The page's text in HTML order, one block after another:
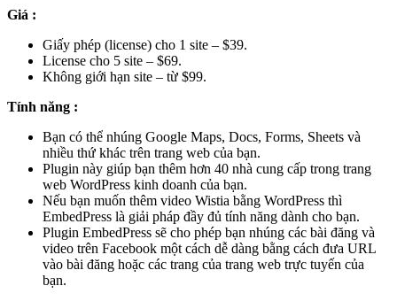
Giá :
Giấy phép (license) cho 1 site – $39.
License cho 5 site – $69.
Không giới hạn site – từ $99.
Tính năng :
Bạn có thể nhúng Google Maps, Docs, Forms, Sheets và
nhiều thứ khác trên trang web của bạn.
Plugin này giúp bạn thêm hơn 40 nhà cung cấp trong trang
web WordPress kinh doanh của bạn.
Nếu bạn muốn thêm video Wistia bằng WordPress thì
EmbedPress là giải pháp đầy đủ tính năng dành cho bạn.
Plugin EmbedPress sẽ cho phép bạn nhúng các bài đăng và
video trên Facebook một cách dễ dàng bằng cách đưa URL
vào bài đăng hoặc các trang của trang web trực tuyến của
bạn.